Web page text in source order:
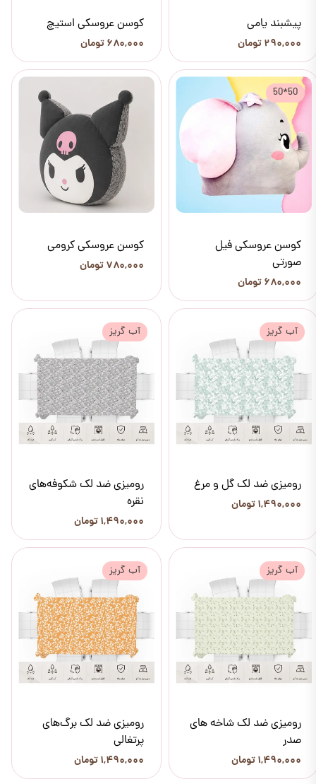
پیشبند یامی
۲۹۰,۰۰۰ تومان
کوسن عروسکی استیچ
۶۸۰,۰۰۰ تومان
کوسن عروسکی فیل
صورتی
۶۸۰,۰۰۰ تومان
50*50
کوسن عروسکی کرومی
۷۸۰,۰۰۰ تومان
رومیزی ضد لک گل و مرغ
۱,۴۹۰,۰۰۰ تومان
آب گریز
رومیزی ضد لک شکوفه‌های
نقره
۱,۴۹۰,۰۰۰ تومان
آب گریز
رومیزی ضد لک شاخه های
صدر
۱,۴۹۰,۰۰۰ تومان
آب گریز
رومیزی ضد لک برگ‌های
پرتغالی
۱,۴۹۰,۰۰۰ تومان
آب گریز